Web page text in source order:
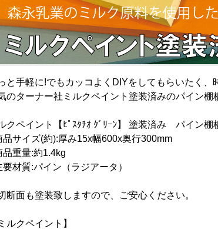
と手軽に!でもカッコよくDIYをしてもらいたく
のターナー社ミルクペイント塗装済みのパイン棚
クペイント【ﾋﾟｽﾀﾁｵ ｸﾞﾘｰﾝ】 塗装済み パイン棚
品サイズ(約):厚み15x幅600x奥行300mm
品重量:約1.4kg
要材質:パイン （ラジアータ）
断面も塗装致しますので、ご安心ください。
ルクペイント】